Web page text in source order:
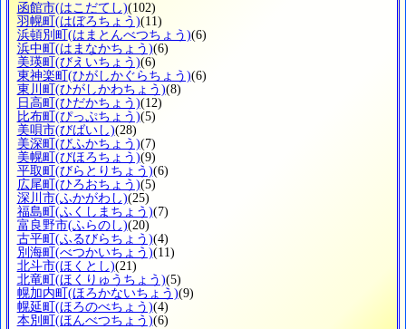
函館市(はこだてし)(102)
羽幌町 (はぼろちょう)(11)
浜頓別町 (はまとんべつちょう)(6)
浜中町 (はまなかちょう)(6)
美瑛町 (びえいちょう)(6)
東神楽町 (ひがしかぐらちょう)(6)
東川町 (ひがしかわちょう)(8)
日高町 (ひだかちょう)(12)
比布町 (ぴっぷちょう)(5)
美唄市(びばいし)(28)
美深町 (びふかちょう)(7)
美幌町 (びほろちょう)(9)
平取町 (びらとりちょう)(6)
広尾町 (ひろおちょう)(5)
深川市(ふかがわし)(25)
福島町 (ふくしまちょう)(7)
富良野市(ふらのし)(20)
古平町 (ふるびらちょう)(4)
別海町 (べつかいちょう)(11)
北斗市(ほくとし)(21)
北竜町 (ほくりゅうちょう)(5)
幌加内町 (ほろかないちょう)(9)
幌延町 (ほろのべちょう)(4)
本別町 (ほんべつちょう)(6)